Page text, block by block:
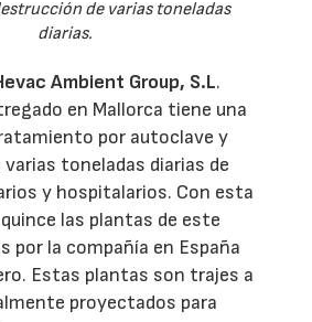
de varias toneladas
diarias.
Ambient Group, S.L.
en Mallorca tiene una
por autoclave y
toneladas diarias de
y hospitalarios. Con esta
las plantas de este
por la compañía en España
Estas plantas son trajes a
proyectados para